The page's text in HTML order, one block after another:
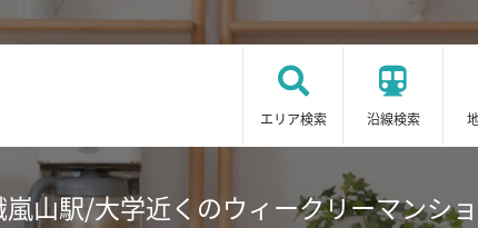
エリア検索 沿線検索
山駅/大学近くのウィークリーマンシ